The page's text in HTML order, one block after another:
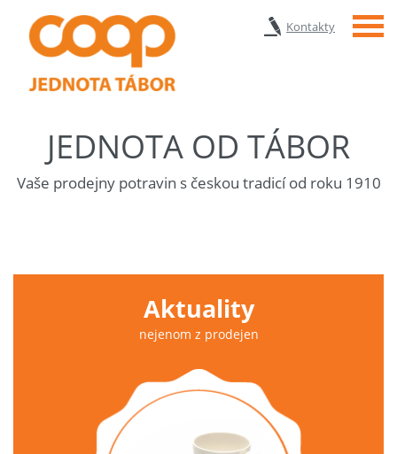
Kontakty Menu
JEDNOTA OD TÁBOR
Vaše prodejny potravin s českou tradicí od roku 1910
Aktuality
nejenom z prodejen